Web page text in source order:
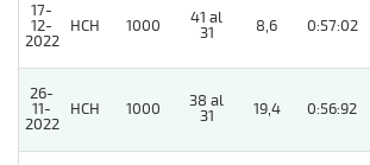
17-
12-
2022
HCH 1000
41 al
31
8,6 0:57:02
26-
11-
2022
HCH 1000
38 al
31
19,4 0:56:92